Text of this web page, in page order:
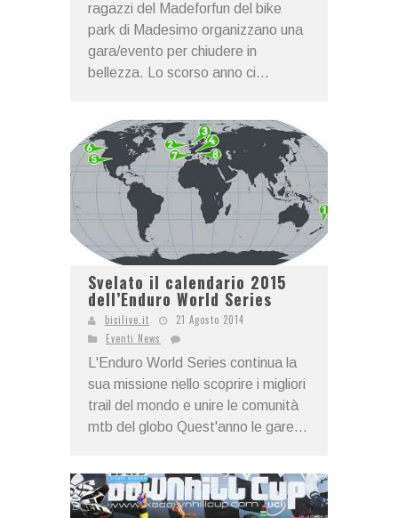
ragazzi del Madeforfun del bike
park di Madesimo organizzano una
gara/evento per chiudere in
bellezza. Lo scorso anno ci...
Svelato il calendario 2015
dell’Enduro World Series
bicilive.it
21 Agosto 2014
Eventi News
L'Enduro World Series continua la
sua missione nello scoprire i migliori
trail del mondo e unire le comunità
mtb del globo Quest'anno le gare...